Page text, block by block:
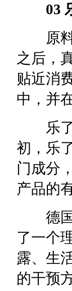
03 乐
原料
之后，
贴近消
中，并
乐了
初，乐
门成分
产品的
德国
了一个
露、生
的干预